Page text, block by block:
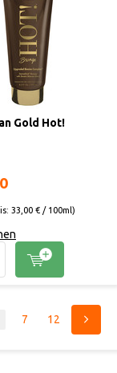
Gold Hot!
33,00 € / 100ml)
7 12